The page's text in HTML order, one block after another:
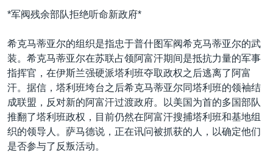
重要讲话与声明
台海两岸关系
南中国海争端
关注西藏
关注新疆
GEN Z 看美国
其他语言网站
*军阀残余部队拒绝听命新政府*
希克马蒂亚尔的组织是指忠于普什图军阀希克马蒂亚尔的武
装。希克马蒂亚尔在苏联占领阿富汗期间是抵抗力量的军事
指挥官，在伊斯兰强硬派塔利班夺取政权之后逃离了阿富
汗。据信，塔利班垮台之后希克马蒂亚尔同塔利班的领袖结
成联盟，反对新的阿富汗过渡政府。以美国为首的多国部队
推翻了塔利班政权，目前仍然在阿富汗搜捕塔利班和基地组
织的领导人。萨马德说，正在讯问被抓获的人，以确定他们
是否参与了反叛活动。